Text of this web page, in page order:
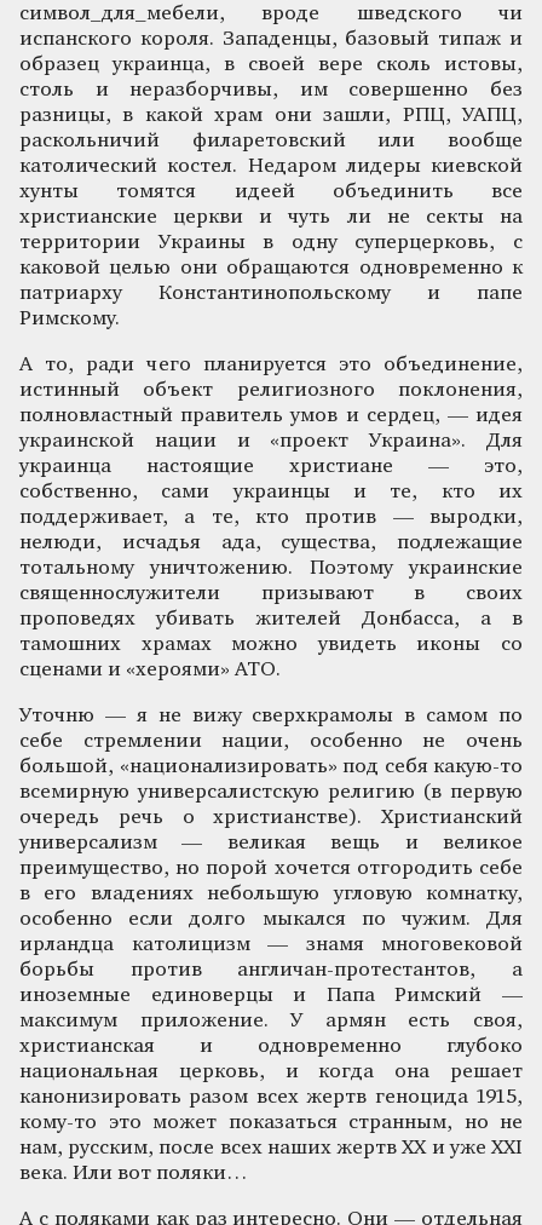
символ_для_мебели, вроде шведского чи
испанского короля. Западенцы, базовый типаж и
образец украинца, в своей вере сколь истовы,
столь и неразборчивы, им совершенно без
разницы, в какой храм они зашли, РПЦ, УАПЦ,
раскольничий филаретовский или вообще
католический костел. Недаром лидеры киевской
хунты томятся идеей объединить все
христианские церкви и чуть ли не секты на
территории Украины в одну суперцерковь, с
каковой целью они обращаются одновременно к
патриарху Константинопольскому и папе
Римскому.
А то, ради чего планируется это объединение,
истинный объект религиозного поклонения,
полновластный правитель умов и сердец, — идея
украинской нации и «проект Украина». Для
украинца настоящие христиане — это,
собственно, сами украинцы и те, кто их
поддерживает, а те, кто против — выродки,
нелюди, исчадья ада, существа, подлежащие
тотальному уничтожению. Поэтому украинские
священнослужители призывают в своих
проповедях убивать жителей Донбасса, а в
тамошних храмах можно увидеть иконы со
сценами и «хероями» АТО.
Уточню — я не вижу сверхкрамолы в самом по
себе стремлении нации, особенно не очень
большой, «национализировать» под себя какую-то
всемирную универсалистскую религию (в первую
очередь речь о христианстве). Христианский
универсализм — великая вещь и великое
преимущество, но порой хочется отгородить себе
в его владениях небольшую угловую комнатку,
особенно если долго мыкался по чужим. Для
ирландца католицизм — знамя многовековой
борьбы против англичан-протестантов, а
иноземные единоверцы и Папа Римский —
максимум приложение. У армян есть своя,
христианская и одновременно глубоко
национальная церковь, и когда она решает
канонизировать разом всех жертв геноцида 1915,
кому-то это может показаться странным, но не
нам, русским, после всех наших жертв ХХ и уже XXI
века. Или вот поляки…
А с поляками как раз интересно. Они — отдельная